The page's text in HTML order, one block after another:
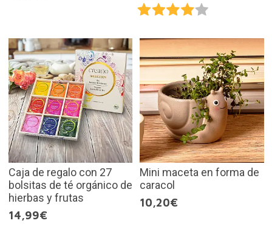
Caja de regalo con 27
bolsitas de té orgánico de
hierbas y frutas
14,99€
Mini maceta en forma de
caracol
10,20€